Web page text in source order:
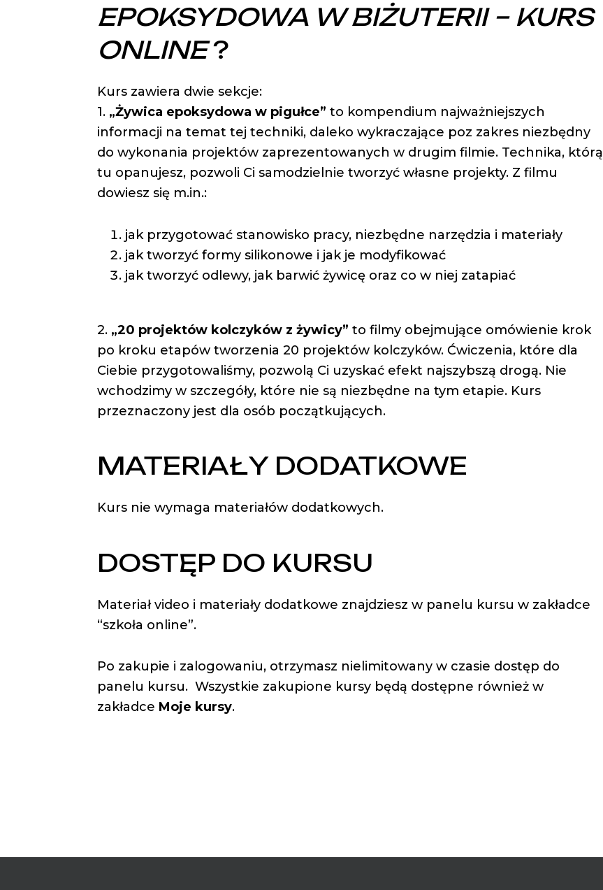
EPOKSYDOWA W BIŻUTERII – KURS
ONLINE?
Kurs zawiera dwie sekcje:
1. „Żywica epoksydowa w pigułce” to kompendium najważniejszych
informacji na temat tej techniki, daleko wykraczające poz zakres niezbędny
do wykonania projektów zaprezentowanych w drugim filmie. Technika, którą
tu opanujesz, pozwoli Ci samodzielnie tworzyć własne projekty. Z filmu
dowiesz się m.in.:
jak przygotować stanowisko pracy, niezbędne narzędzia i materiały
jak tworzyć formy silikonowe i jak je modyfikować
jak tworzyć odlewy, jak barwić żywicę oraz co w niej zatapiać
2. „20 projektów kolczyków z żywicy” to filmy obejmujące omówienie krok
po kroku etapów tworzenia 20 projektów kolczyków. Ćwiczenia, które dla
Ciebie przygotowaliśmy, pozwolą Ci uzyskać efekt najszybszą drogą. Nie
wchodzimy w szczegóły, które nie są niezbędne na tym etapie. Kurs
przeznaczony jest dla osób początkujących.
MATERIAŁY DODATKOWE
Kurs nie wymaga materiałów dodatkowych.
DOSTĘP DO KURSU
Materiał video i materiały dodatkowe znajdziesz w panelu kursu w zakładce
“szkoła online”.
Po zakupie i zalogowaniu, otrzymasz nielimitowany w czasie dostęp do
panelu kursu. Wszystkie zakupione kursy będą dostępne również w
zakładce Moje kursy.